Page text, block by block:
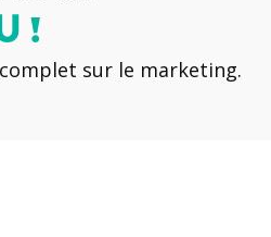
!
sur le marketing.